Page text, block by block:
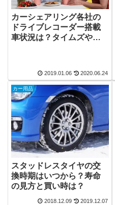
カーシェアリング各社の
ドライブレコーダー搭載
車状況は？タイムズやカ
2019.01.06 2020.06.24
カー用品
スタッドレスタイヤの交
換時期はいつから？寿命
の見方と買い時は？
2018.12.09 2019.12.07